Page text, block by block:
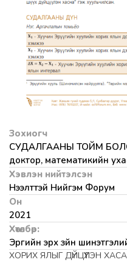
Зохиогч
СУДАЛГААНЫ ТОЙМ
доктор, математикийн
Хэвлэн нийтэлсэн
Нээлттэй Нийгэм Форум
Он
2021
Хөтөлбөр:
Эрүүгийн эрх зүйн
ХОРИХ ЯЛЫГ ДҮЙЦҮҮЛЭН